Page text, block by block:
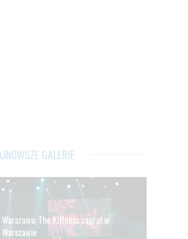
GALERIE
Warszawa: The Kiffness zagrał w
Warszawie